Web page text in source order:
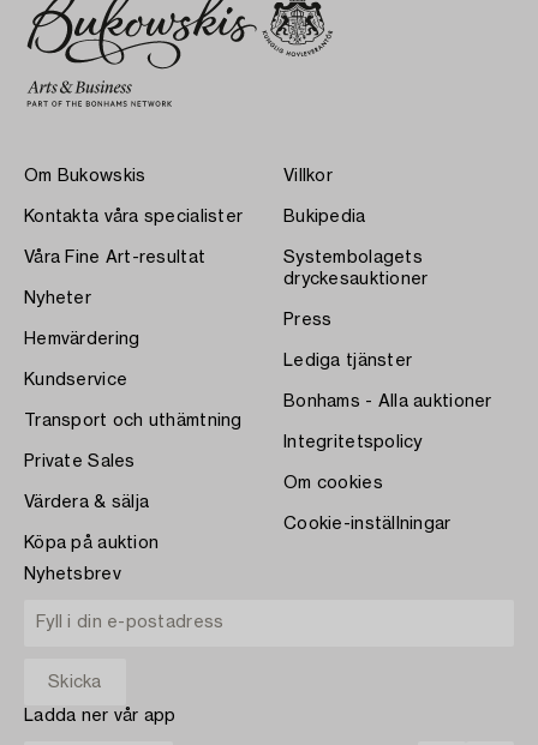
Om Bukowskis
Kontakta våra specialister
Våra Fine Art-resultat
Nyheter
Hemvärdering
Kundservice
Transport och uthämtning
Private Sales
Värdera & sälja
Köpa på auktion
Villkor
Bukipedia
Systembolagets
dryckesauktioner
Press
Lediga tjänster
Bonhams - Alla auktioner
Integritetspolicy
Om cookies
Cookie-inställningar
Nyhetsbrev
Ladda ner vår app